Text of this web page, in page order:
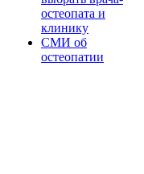
остеопата и
клинику
СМИ об
остеопатии